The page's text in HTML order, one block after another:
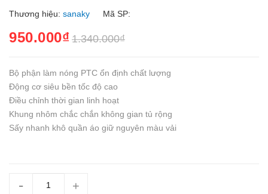
Thương hiệu: sanaky Mã SP:
950.000₫ 1.340.000₫
Bộ phận làm nóng PTC ổn định chất lượng
Động cơ siêu bền tốc độ cao
Điều chỉnh thời gian linh hoạt
Khung nhôm chắc chắn không gian tủ rộng
Sấy nhanh khô quần áo giữ nguyên màu vải
- +